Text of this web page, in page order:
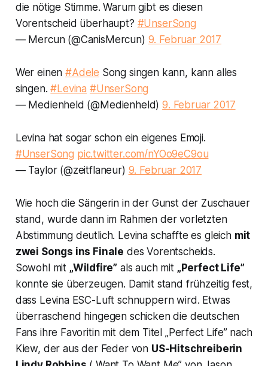
die nötige Stimme. Warum gibt es diesen
Vorentscheid überhaupt? #UnserSong
— Mercun (@CanisMercun) 9. Februar 2017
Wer einen#Adele Song singen kann, kann alles
singen.#Levina #UnserSong
— Medienheld (@Medienheld)9. Februar 2017
Levina hat sogar schon ein eigenes Emoji.
#UnserSong pic.twitter.com/nYOo9eC9ou
— Taylor (@zeitflaneur) 9. Februar 2017
Wie hoch die Sängerin in der Gunst der Zuschauer
stand, wurde dann im Rahmen der vorletzten
Abstimmung deutlich. Levina schaffte es gleich mit
zwei Songs ins Finale des Vorentscheids.
Sowohl mit „Wildfire” als auch mit „Perfect Life”
konnte sie überzeugen. Damit stand frühzeitig fest,
dass Levina ESC-Luft schnuppern wird. Etwas
überraschend hingegen schicken die deutschen
Fans ihre Favoritin mit dem Titel „Perfect Life” nach
Kiew, der aus der Feder von US-Hitschreiberin